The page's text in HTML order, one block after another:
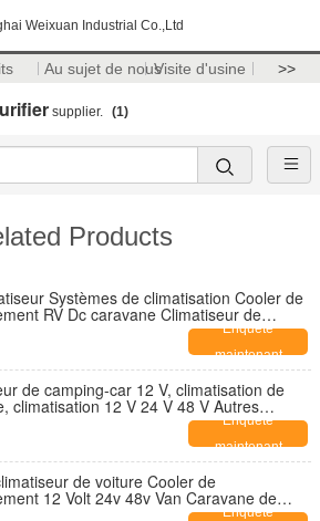
Weixuan Industrial Co.,Ltd
Au sujet de nousVisite d'usine >>
supplier. (1)
Products
Systèmes de climatisation Cooler de
RV Dc caravane Climatiseur de
Enquête
maintenant
de camping-car 12 V, climatisation de
climatisation 12 V 24 V 48 V Autres
Enquête
maintenant
de voiture Cooler de
12 Volt 24v 48v Van Caravane de
Enquête